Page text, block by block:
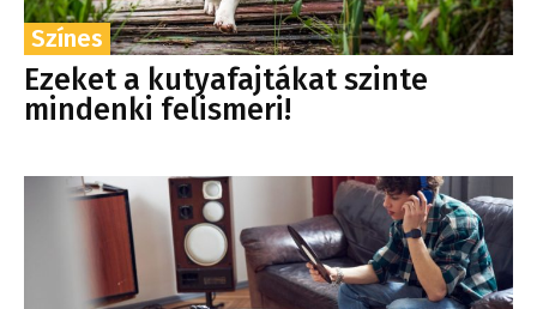
Színes
Ezeket a kutyafajtákat szinte
mindenki felismeri!